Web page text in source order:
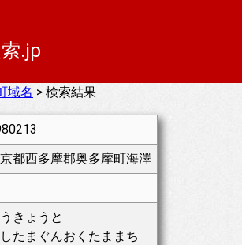
.jp
域名 > 検索結果
都西多摩郡奥多摩町海澤
きょうと
たまぐんおくたままち